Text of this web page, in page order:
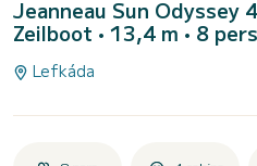
Jeanneau Sun Odyssey
Zeilboot • 13,4 m • 8 pers
Lefkáda